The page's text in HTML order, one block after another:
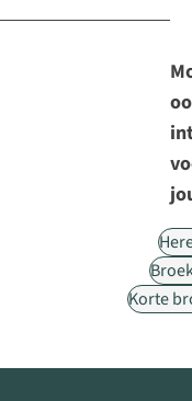
Korte